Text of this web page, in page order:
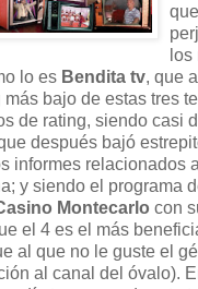
lo es Bendita tv, que
más bajo de estas tres
de rating, siendo casi
después bajó
informes relacionados
y siendo el programa
Montecarlo con
el 4 es el más
al que no le guste el
al canal del óvalo).